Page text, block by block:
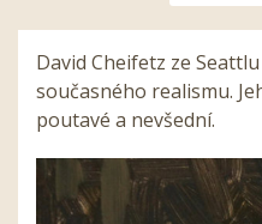
David Cheifetz ze
současného realismu.
poutavé a nevšední.